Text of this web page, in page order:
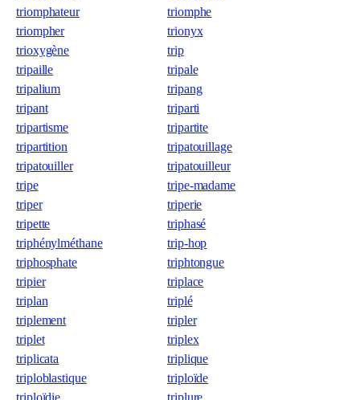
triomphateur
triomphe
triompher
trionyx
trioxygène
trip
tripaille
tripale
tripalium
tripang
tripant
triparti
tripartisme
tripartite
tripartition
tripatouillage
tripatouiller
tripatouilleur
tripe
tripe-madame
triper
triperie
tripette
triphasé
triphénylméthane
trip-hop
triphosphate
triphtongue
tripier
triplace
triplan
triplé
triplement
tripler
triplet
triplex
triplicata
triplique
triploblastique
triploïde
triploïdie
triplure